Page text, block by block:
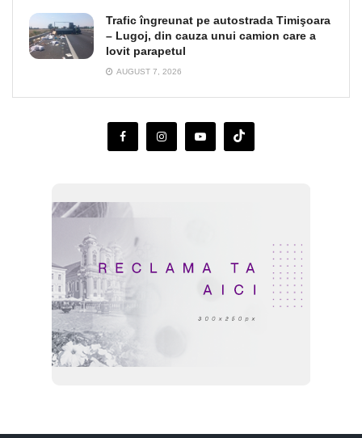
Trafic îngreunat pe autostrada Timişoara
– Lugoj, din cauza unui camion care a
lovit parapetul
AUGUST 7, 2026